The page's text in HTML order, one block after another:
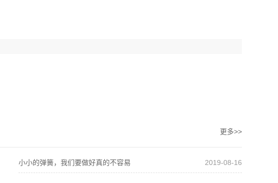
更多>>
小小的弹簧，我们要做好真的不容易 2019-08-16